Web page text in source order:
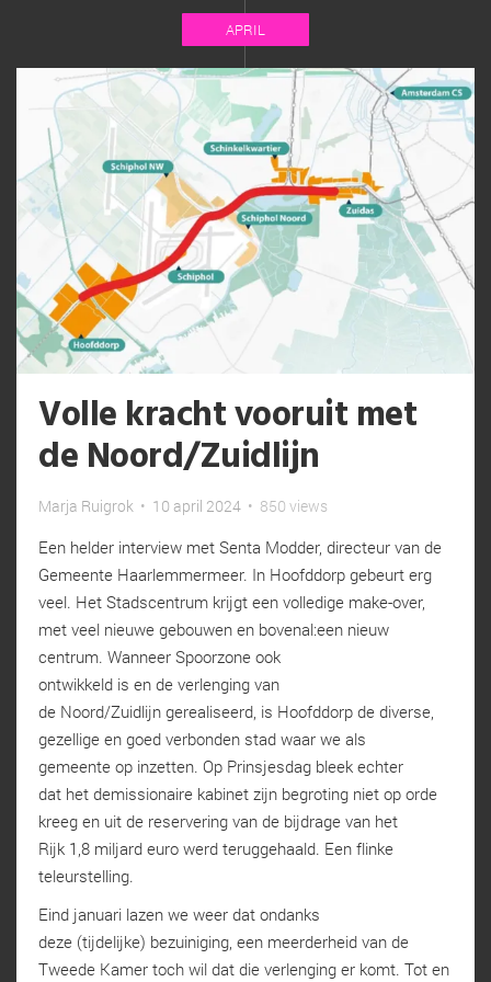
APRIL
Volle kracht vooruit met
de Noord/Zuidlijn
Marja Ruigrok • 10 april 2024 • 850 views
Een helder interview met Senta Modder, directeur van de
Gemeente Haarlemmermeer. In Hoofddorp gebeurt erg
veel. Het Stadscentrum krijgt een volledige make-over,
met veel nieuwe gebouwen en bovenal:een nieuw
centrum. Wanneer Spoorzone ook
ontwikkeld is en de verlenging van
de Noord/Zuidlijn gerealiseerd, is Hoofddorp de diverse,
gezellige en goed verbonden stad waar we als
gemeente op inzetten. Op Prinsjesdag bleek echter
dat het demissionaire kabinet zijn begroting niet op orde
kreeg en uit de reservering van de bijdrage van het
Rijk 1,8 miljard euro werd teruggehaald. Een flinke
teleurstelling.
Eind januari lazen we weer dat ondanks
deze (tijdelijke) bezuiniging, een meerderheid van de
Tweede Kamer toch wil dat die verlenging er komt. Tot en